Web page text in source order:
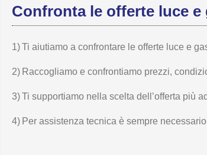
Confronta le offerte luce e
1)Ti aiutiamo a confrontare le offerte luce e
2) Raccogliamo e confrontiamo prezzi,
3)Ti supportiamo nella scelta dell’offerta più
4) Per assistenza tecnica è sempre